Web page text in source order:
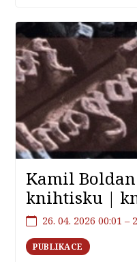
Kamil
knihtisku |
26. 04. 2026 00:01 –
PUBLIKACE